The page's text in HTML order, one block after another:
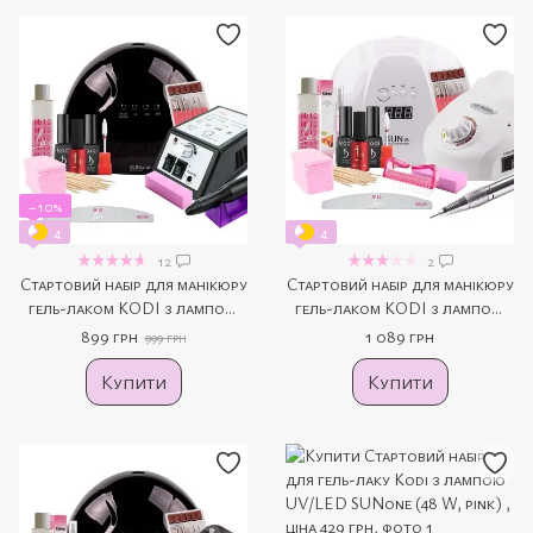
−10%
4
12
Стартовий набір для манікюру
гель-лаком KODI з лампою
UV/LED SUNone (black) та
фрезером Lina Mersedes 2000
(black)
899 грн 999 грн
Купити
4
2
Стартовий набір для манікюру
гель-лаком KODI з лампою
UV / LED SUN X PLUS (white)
та фрезером Nail Drill ZS-603
(white)
1 089 грн
Купити